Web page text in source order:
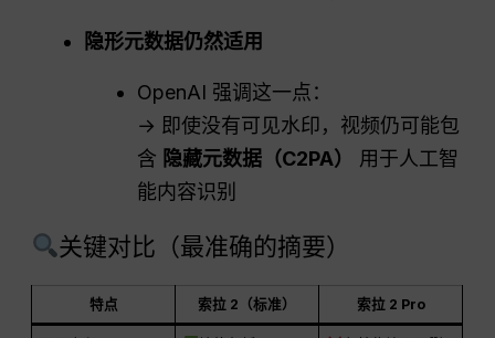
隐形元数据仍然适用
OpenAI 强调这一点：
→ 即使没有可见水印，视频仍可能包
含 隐藏元数据（C2PA）
用于人工智
能内容识别
关键对比（最准确的摘要）
特点 索拉 2（标准） 索拉 2 Pro